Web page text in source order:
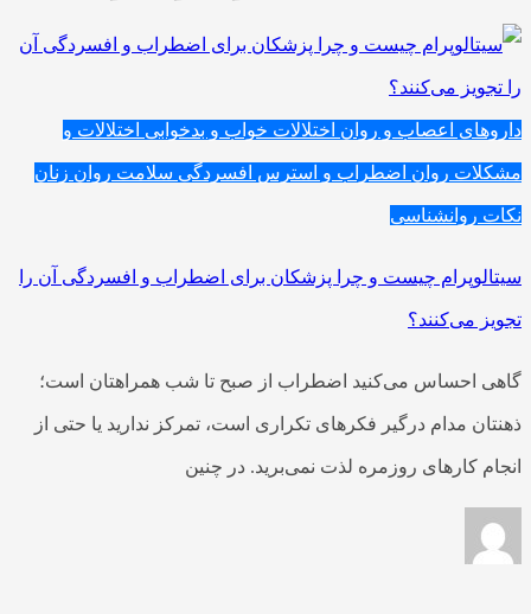
داروهای اعصاب و روان اختلالات خواب و بدخوابی اختلالات و
مشکلات روان اضطراب و استرس افسردگی سلامت روان زنان
نکات روانشناسی
سیتالوپرام چیست و چرا پزشکان برای اضطراب و افسردگی آن را
تجویز می‌کنند؟
گاهی احساس می‌کنید اضطراب از صبح تا شب همراهتان است؛
ذهنتان مدام درگیر فکرهای تکراری است، تمرکز ندارید یا حتی از
انجام کارهای روزمره لذت نمی‌برید. در چنین